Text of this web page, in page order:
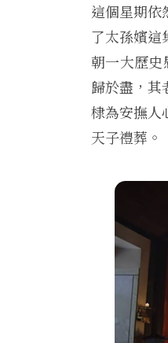
這個星期依
了太孫嬪這
朝一大歷
歸於盡，
棣為安撫人
天子禮葬。